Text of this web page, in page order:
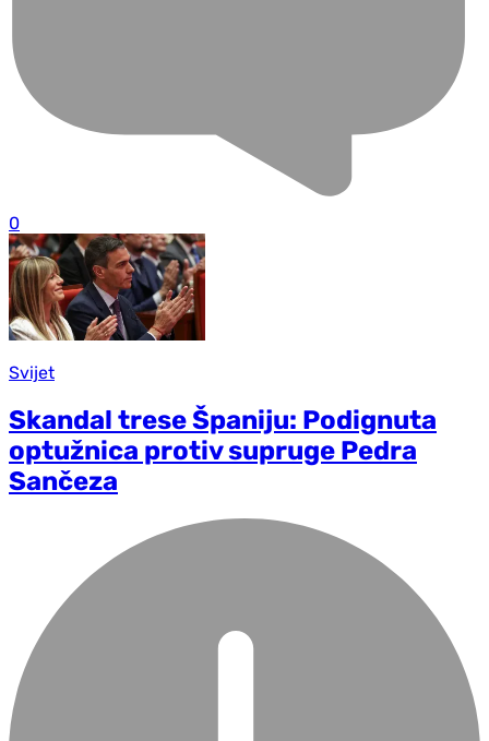
0
Svijet
Skandal trese Španiju: Podignuta
optužnica protiv supruge Pedra
Sančeza